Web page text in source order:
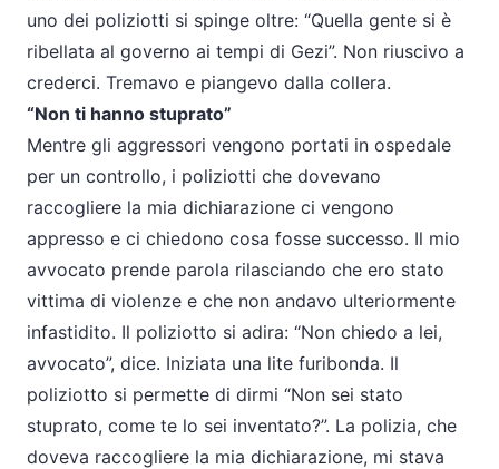
uno dei poliziotti si spinge oltre: “Quella gente si è
ribellata al governo ai tempi di Gezi”. Non riuscivo a
crederci. Tremavo e piangevo dalla collera.
“Non ti hanno stuprato”
Mentre gli aggressori vengono portati in ospedale
per un controllo, i poliziotti che dovevano
raccogliere la mia dichiarazione ci vengono
appresso e ci chiedono cosa fosse successo. Il mio
avvocato prende parola rilasciando che ero stato
vittima di violenze e che non andavo ulteriormente
infastidito. Il poliziotto si adira: “Non chiedo a lei,
avvocato”, dice. Iniziata una lite furibonda. Il
poliziotto si permette di dirmi “Non sei stato
stuprato, come te lo sei inventato?”. La polizia, che
doveva raccogliere la mia dichiarazione, mi stava